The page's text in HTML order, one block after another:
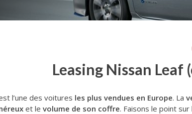
Leasing Nissan Leaf
l’une des voitures les plus vendues en Europe. La
et le volume de son coffre. Faisons le point